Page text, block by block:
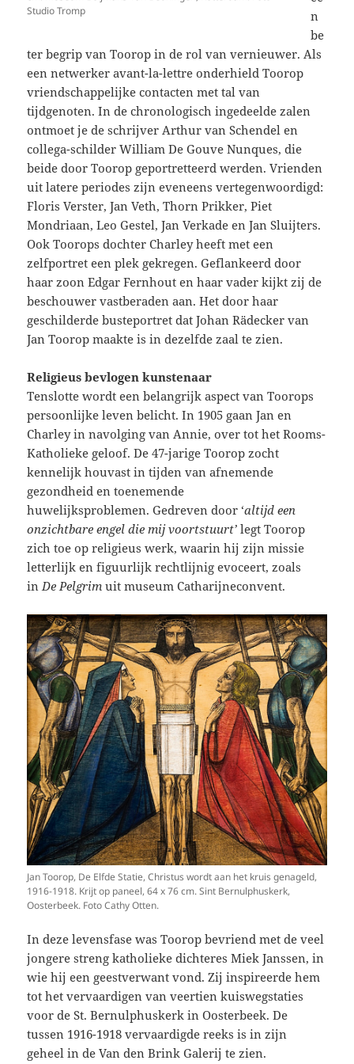
Studio Tromp
n
be
ter begrip van Toorop in de rol van vernieuwer. Als
een netwerker avant-la-lettre onderhield Toorop
vriendschappelijke contacten met tal van
tijdgenoten. In de chronologisch ingedeelde zalen
ontmoet je de schrijver Arthur van Schendel en
collega-schilder William De Gouve Nunques, die
beide door Toorop geportretteerd werden. Vrienden
uit latere periodes zijn eveneens vertegenwoordigd:
Floris Verster, Jan Veth, Thorn Prikker, Piet
Mondriaan, Leo Gestel, Jan Verkade en Jan Sluijters.
Ook Toorops dochter Charley heeft met een
zelfportret een plek gekregen. Geflankeerd door
haar zoon Edgar Fernhout en haar vader kijkt zij de
beschouwer vastberaden aan. Het door haar
geschilderde busteportret dat Johan Rädecker van
Jan Toorop maakte is in dezelfde zaal te zien.
Religieus bevlogen kunstenaar
Tenslotte wordt een belangrijk aspect van Toorops
persoonlijke leven belicht. In 1905 gaan Jan en
Charley in navolging van Annie, over tot het Rooms-
Katholieke geloof. De 47-jarige Toorop zocht
kennelijk houvast in tijden van afnemende
gezondheid en toenemende
huwelijksproblemen. Gedreven door ‘altijd een
onzichtbare engel die mij voortstuurt’ legt Toorop
zich toe op religieus werk, waarin hij zijn missie
letterlijk en figuurlijk rechtlijnig evoceert, zoals
in De Pelgrim uit museum Catharijneconvent.
Jan Toorop, De Elfde Statie, Christus wordt aan het kruis genageld,
1916-1918. Krijt op paneel, 64 x 76 cm. Sint Bernulphuskerk,
Oosterbeek. Foto Cathy Otten.
In deze levensfase was Toorop bevriend met de veel
jongere streng katholieke dichteres Miek Janssen, in
wie hij een geestverwant vond. Zij inspireerde hem
tot het vervaardigen van veertien kuiswegstaties
voor de St. Bernulphuskerk in Oosterbeek. De
tussen 1916-1918 vervaardigde reeks is in zijn
geheel in de Van den Brink Galerij te zien.